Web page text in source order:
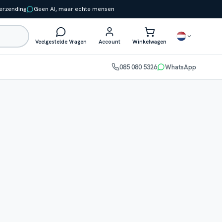
Geen AI, maar echte mensen
Veelgestelde Vragen Account Winkelwagen
085 080 5326 WhatsApp